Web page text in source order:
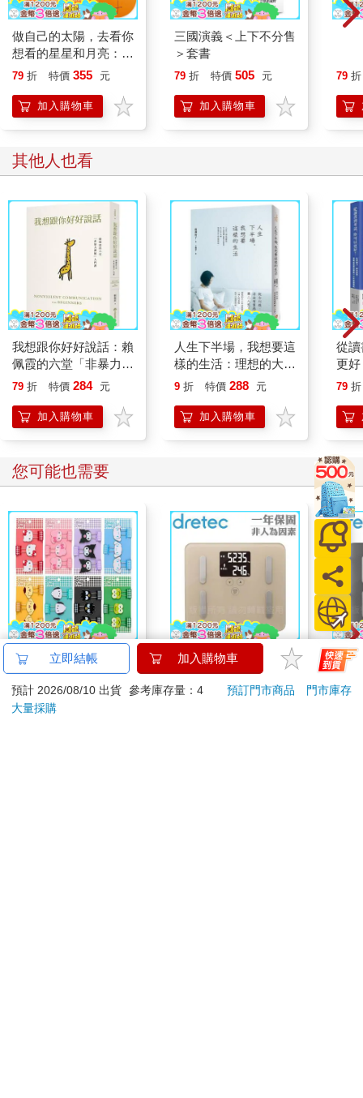
做自己的太陽，去看你
想看的星星和月亮：幸
福路上，50個對自己
【親筆簽名版】
79 折 特價 355 元
加入購物車
三國演義＜上下不分售
＞套書
79 折 特價 505 元
加入購物車
好
79 折
其他人也看
我想跟你好好說話：賴
佩霞的六堂「非暴力溝
通」入門課
79 折 特價 284 元
加入購物車
人生下半場，我想要這
樣的生活：理想的大人
生活提案！從今以後，
生！
9 折 特價 288 元
加入購物車
從
更
學
79 折
您可能也需要
【日本 Sanrio 三麗
鷗】 造型長尾夾3入組
(8款可選) 凱蒂貓 Hello
Kitty 庫洛米 布丁狗 酷
69 折 特價 399 元
【日本dretec】日本多
利科DS.居家管理智能
四合一體重體脂計-摩
91 折 特價 2000 元
【
利
四
91
立即結帳 加入購物車
預計 2026/08/10 出貨 參考庫存量：4 預訂門市商品
門市庫存
大量採購